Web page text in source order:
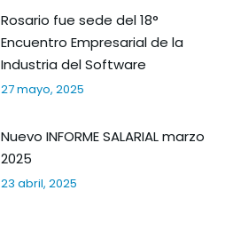
Rosario fue sede del 18°
Encuentro Empresarial de la
Industria del Software
27 mayo, 2025
Nuevo INFORME SALARIAL marzo
2025
23 abril, 2025